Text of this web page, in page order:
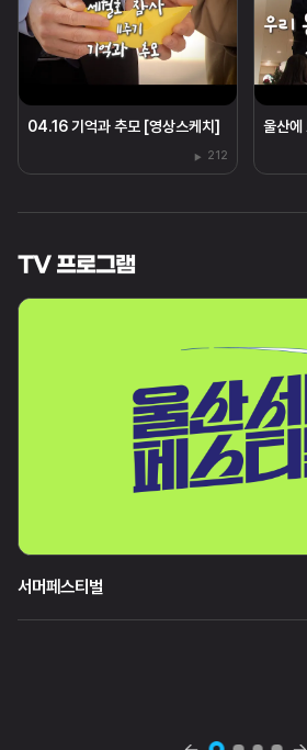
04.16 기억과 추모 [영상스케치]
212
울산에
TV 프로그램
서머페스티벌